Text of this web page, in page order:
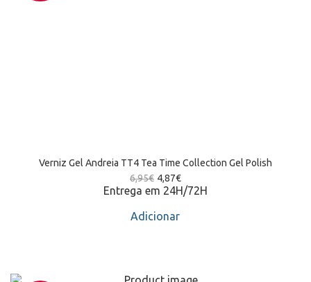
Verniz Gel Andreia TT4 Tea Time Collection Gel Polish
6,95€ 4,87€
Entrega em 24H/72H
Adicionar